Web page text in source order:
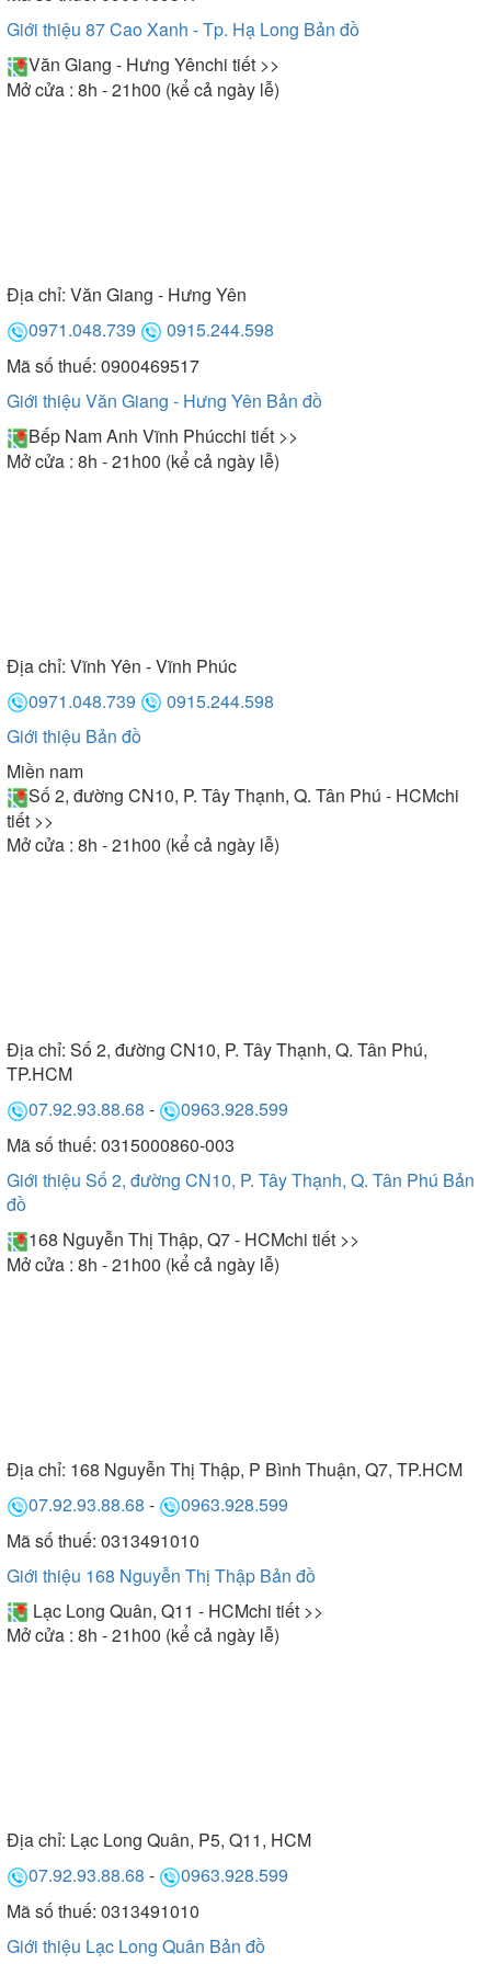
Ngoài ra, khách hàng có thể tham khảo nhiều dòng
máy sấy bát đến từ các thương hiệu khác như:
sấy bát batani,canzy, binova, eurosun,...
Giới thiệu 87 Cao Xanh - Tp. Hạ Long Bản đồ
Văn Giang - Hưng Yênchi tiết >>
Mở cửa : 8h - 21h00 (kể cả ngày lễ)
Địa chỉ: Văn Giang - Hưng Yên
0971.048.739
0915.244.598
Mã số thuế: 0900469517
Giới thiệu Văn Giang - Hưng Yên Bản đồ
Bếp Nam Anh Vĩnh Phúcchi tiết >>
Mở cửa : 8h - 21h00 (kể cả ngày lễ)
Địa chỉ: Vĩnh Yên - Vĩnh Phúc
0971.048.739
0915.244.598
Giới thiệu Bản đồ
Miền nam
Số 2, đường CN10, P. Tây Thạnh, Q. Tân Phú - HCMchi
tiết >>
Mở cửa : 8h - 21h00 (kể cả ngày lễ)
Địa chỉ: Số 2, đường CN10, P. Tây Thạnh, Q. Tân Phú,
TP.HCM
07.92.93.88.68 -
0963.928.599
Mã số thuế: 0315000860-003
Giới thiệu Số 2, đường CN10, P. Tây Thạnh, Q. Tân Phú Bản
đồ
168 Nguyễn Thị Thập, Q7 - HCMchi tiết >>
Mở cửa : 8h - 21h00 (kể cả ngày lễ)
Địa chỉ: 168 Nguyễn Thị Thập, P Bình Thuận, Q7, TP.HCM
07.92.93.88.68 -
0963.928.599
Mã số thuế: 0313491010
Giới thiệu 168 Nguyễn Thị Thập Bản đồ
Lạc Long Quân, Q11 - HCMchi tiết >>
Mở cửa : 8h - 21h00 (kể cả ngày lễ)
Địa chỉ: Lạc Long Quân, P5, Q11, HCM
07.92.93.88.68 -
0963.928.599
Mã số thuế: 0313491010
Giới thiệu Lạc Long Quân Bản đồ